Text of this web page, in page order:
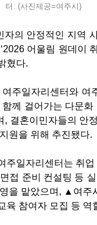
터. (사진제공=여주시)
자의 안정적인 지역
‘2026 어울림 원데이
혔다.
주일자리센터와 여
함께 걸어가는 다문화
, 결혼이민자들의 안
원을 위해 추진됐다.
주일자리센터는 취업
접 준비 컨설팅 등
을 맡았으며 , ▲ 여주
육 참여자 모집 등 역